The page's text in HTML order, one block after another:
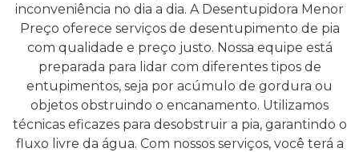
inconveniência no dia a dia. A Desentupidora Menor
Preço oferece serviços de desentupimento de pia
com qualidade e preço justo. Nossa equipe está
preparada para lidar com diferentes tipos de
entupimentos, seja por acúmulo de gordura ou
objetos obstruindo o encanamento. Utilizamos
técnicas eficazes para desobstruir a pia, garantindo o
fluxo livre da água. Com nossos serviços, você terá a